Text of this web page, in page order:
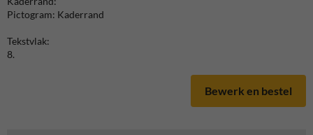
Pictogram: Kaderrand
Tekstvlak:
8.
Bewerk en bestel